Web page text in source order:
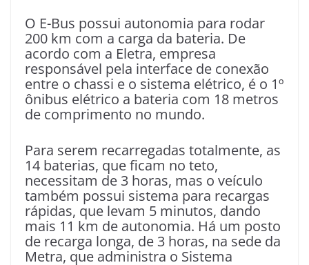
O E-Bus possui autonomia para rodar
200 km com a carga da bateria. De
acordo com a Eletra, empresa
responsável pela interface de conexão
entre o chassi e o sistema elétrico, é o 1º
ônibus elétrico a bateria com 18 metros
de comprimento no mundo.
Para serem recarregadas totalmente, as
14 baterias, que ficam no teto,
necessitam de 3 horas, mas o veículo
também possui sistema para recargas
rápidas, que levam 5 minutos, dando
mais 11 km de autonomia. Há um posto
de recarga longa, de 3 horas, na sede da
Metra, que administra o Sistema